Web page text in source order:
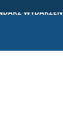
WYDARZEŃ